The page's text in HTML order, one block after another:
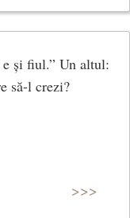
e și fiul.” Un altul:
să-l crezi?
>>>